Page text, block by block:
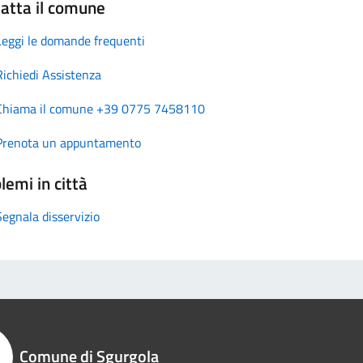
il comune
le domande frequenti
Assistenza
il comune +39 0775 7458110
un appuntamento
in città
disservizio
Comune di Sgurgola